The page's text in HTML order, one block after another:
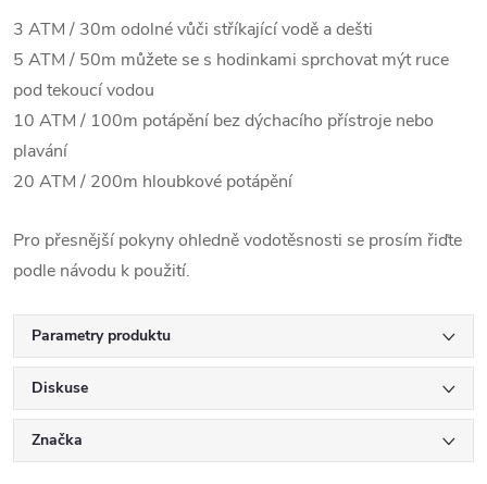
3 ATM / 30m odolné vůči stříkající vodě a dešti
5 ATM / 50m můžete se s hodinkami sprchovat mýt ruce
pod tekoucí vodou
10 ATM / 100m potápění bez dýchacího přístroje nebo
plavání
20 ATM / 200m hloubkové potápění
Pro přesnější pokyny ohledně vodotěsnosti se prosím řiďte
podle návodu k použití.
Parametry produktu
Diskuse
Značka